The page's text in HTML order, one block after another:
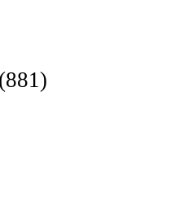
(881)